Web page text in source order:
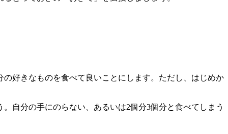
好きなものを食べて良いことにします。ただし、はじめか
。自分の手にのらない、あるいは2個分3個分と食べてしまう